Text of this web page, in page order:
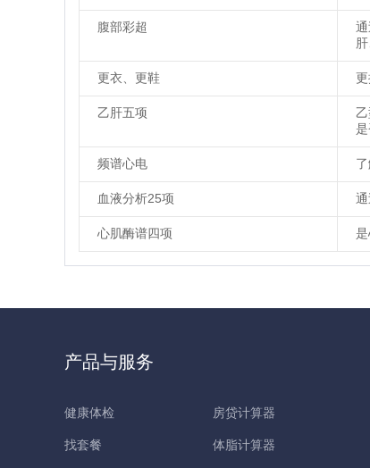
腹部彩超
更衣、更鞋
乙肝五项
频谱心电
血液分析25项
心肌酶谱四项
产品与服务
健康体检
找套餐
房贷计算器
体脂计算器